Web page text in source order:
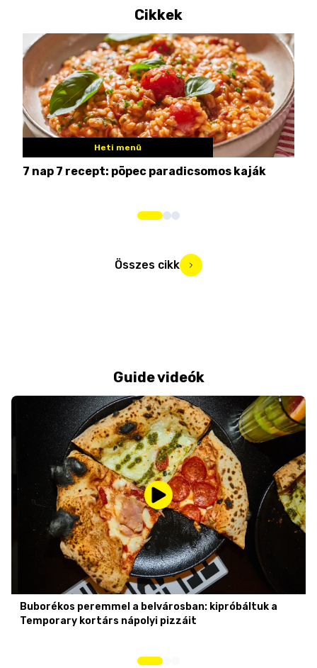
Cikkek
Heti menü
7 nap 7 recept: pöpec paradicsomos kaják
Összes cikk
Guide videók
Buborékos peremmel a belvárosban: kipróbáltuk a
Temporary kortárs nápolyi pizzáit